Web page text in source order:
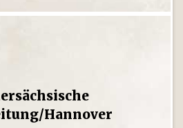
Hannover